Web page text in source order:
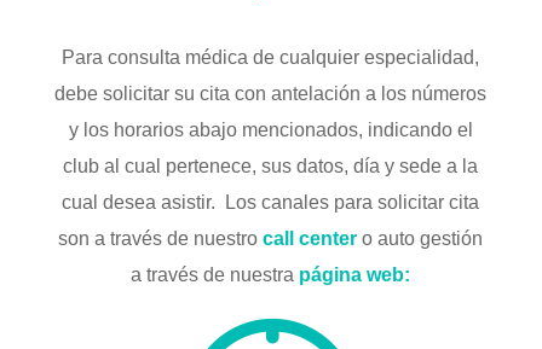
Para consulta médica de cualquier especialidad,
debe solicitar su cita con antelación a los números
y los horarios abajo mencionados, indicando el
club al cual pertenece, sus datos, día y sede a la
cual desea asistir. Los canales para solicitar cita
son a través de nuestrocall center o auto gestión
a través de nuestra página web: